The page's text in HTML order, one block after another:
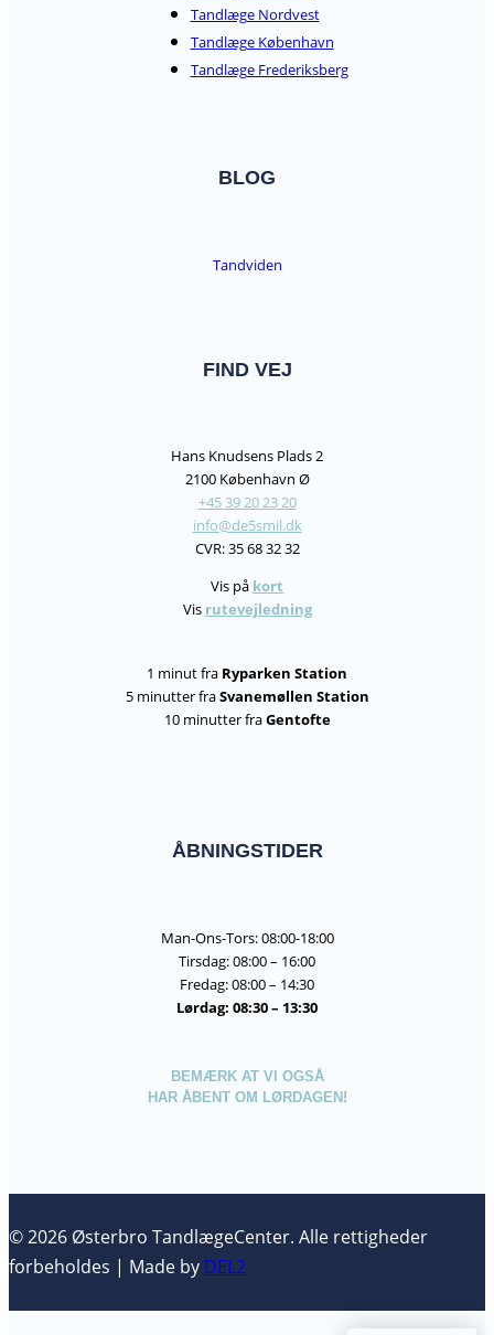
Tandlæge Nordvest
Tandlæge København
Tandlæge Frederiksberg
BLOG
Tandviden
FIND VEJ
Hans Knudsens Plads 2
2100 København Ø
+45 39 20 23 20
info@de5smil.dk
CVR: 35 68 32 32
Vis på kort
Vis rutevejledning
1 minut fra Ryparken Station
5 minutter fraSvanemøllen Station
10 minutter fraGentofte
ÅBNINGSTIDER
Man-Ons-Tors: 08:00-18:00
Tirsdag: 08:00 – 16:00
Fredag: 08:00 – 14:30
Lørdag: 08:30 – 13:30
BEMÆRK AT VI OGSÅ
HAR ÅBENT OM LØRDAGEN!
© 2026 Østerbro TandlægeCenter. Alle rettigheder
forbeholdes | Made by DEL2